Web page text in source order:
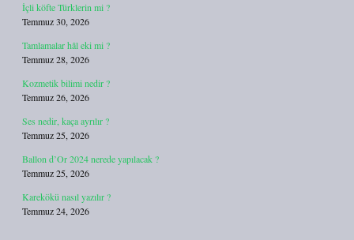
İçli köfte Türklerin mi ?
Temmuz 30, 2026
Tamlamalar hâl eki mi ?
Temmuz 28, 2026
Kozmetik bilimi nedir ?
Temmuz 26, 2026
Ses nedir, kaça ayrılır ?
Temmuz 25, 2026
Ballon d’Or 2024 nerede yapılacak ?
Temmuz 25, 2026
Karekökü nasıl yazılır ?
Temmuz 24, 2026